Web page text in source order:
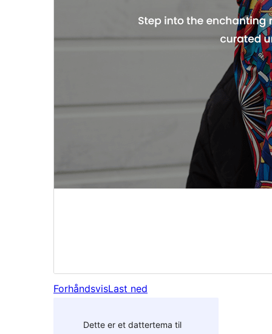
ForhåndsvisLast ned
Dette er et dattertema til